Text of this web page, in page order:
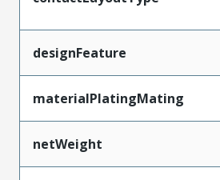
designFeature
materialPlatingMating
netWeight